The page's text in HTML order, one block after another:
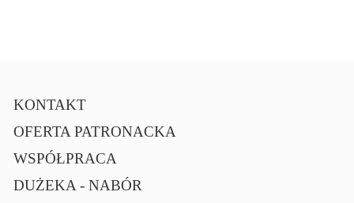
KONTAKT
OFERTA PATRONACKA
WSPÓŁPRACA
DUŻEKA - NABÓR